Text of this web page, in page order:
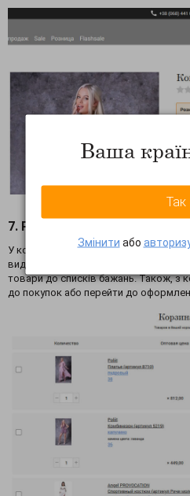
7. Робота з кошиком
У кошику Ви можете змінювати
видаляти товари з кошика,
товари до списків бажань. Також, з
до покупок або перейти до
Ваша
Так
Змінити або